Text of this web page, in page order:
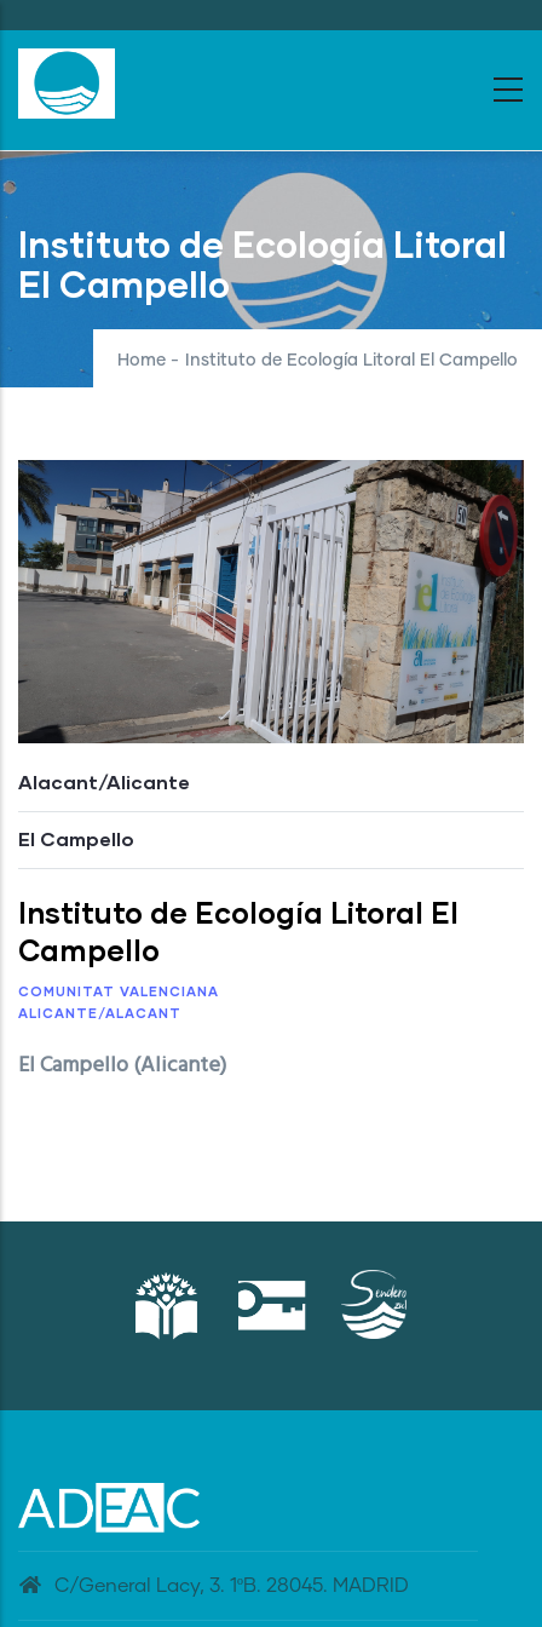
to
main
content
Instituto de Ecología Litoral
El Campello
Home - Instituto de Ecología Litoral El Campello
Alacant/Alicante
El Campello
Instituto de Ecología Litoral El
Campello
COMUNITAT VALENCIANA
ALICANTE/ALACANT
El Campello (Alicante)
C/General Lacy, 3. 1ºB. 28045. MADRID